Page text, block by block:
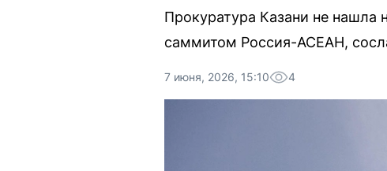
Прокуратура Казани не нашла
саммитом Россия-АСЕАН,
7 июня, 2026, 15:10 4